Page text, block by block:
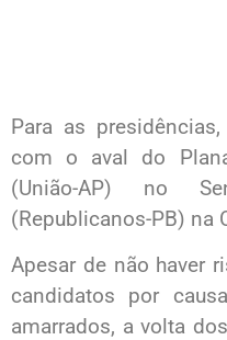
Para as
com o aval do
(União-AP) no
(Republicanos-PB) na
Apesar de não haver
candidatos por
amarrados, a volta